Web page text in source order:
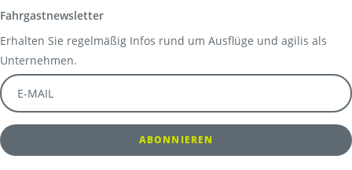
Fahrgastnewsletter
Erhalten Sie regelmäßig Infos rund um Ausflüge und agilis als
Unternehmen.